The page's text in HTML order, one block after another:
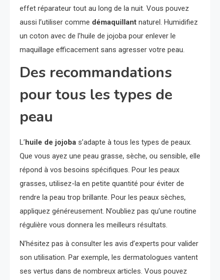
effet réparateur tout au long de la nuit. Vous pouvez
aussi l’utiliser comme démaquillant naturel. Humidifiez
un coton avec de l’huile de jojoba pour enlever le
maquillage efficacement sans agresser votre peau.
Des recommandations
pour tous les types de
peau
L’huile de jojoba s’adapte à tous les types de peaux.
Que vous ayez une peau grasse, sèche, ou sensible, elle
répond à vos besoins spécifiques. Pour les peaux
grasses, utilisez-la en petite quantité pour éviter de
rendre la peau trop brillante. Pour les peaux sèches,
appliquez généreusement. N’oubliez pas qu’une routine
régulière vous donnera les meilleurs résultats.
N’hésitez pas à consulter les avis d’experts pour valider
son utilisation. Par exemple, les dermatologues vantent
ses vertus dans de nombreux articles. Vous pouvez